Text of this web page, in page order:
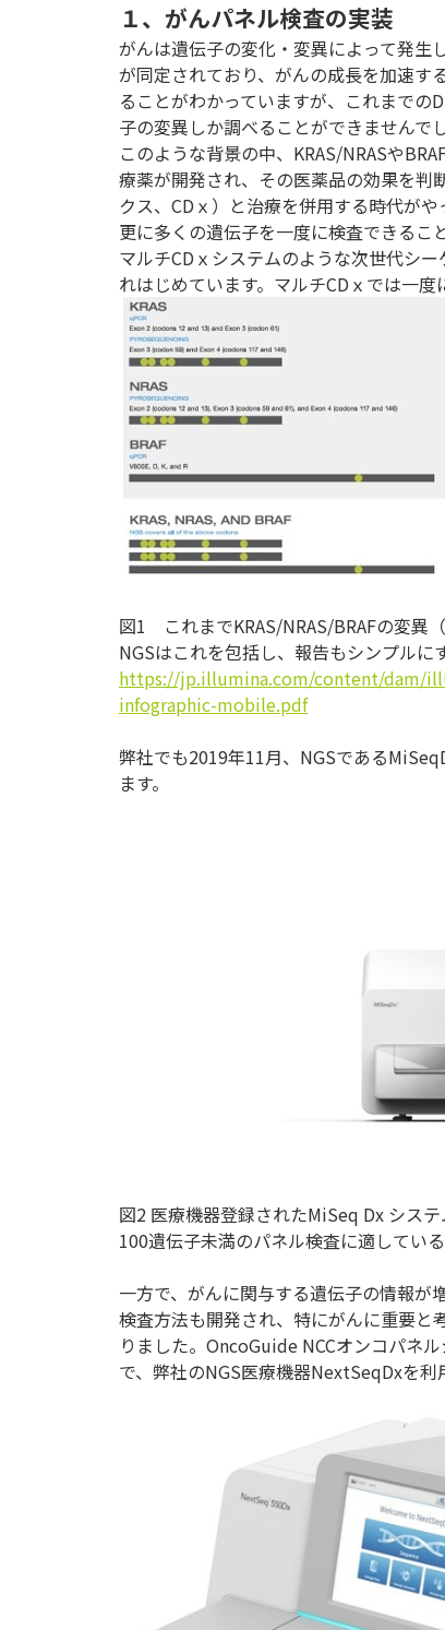
１、がんパネル検査の実装
がんは遺伝子の変化・変異によって発生
が同定されており、がんの成長を加速す
ることがわかっていますが、これまでの
子の変異しか調べることができませんでし
このような背景の中、KRAS/NRASや
療薬が開発され、その医薬品の効果を判
クス、CDｘ）と治療を併用する時代が
更に多くの遺伝子を一度に検査できる
マルチCDｘシステムのような次世代シ
れはじめています。マルチCDｘでは一
図1 これまでKRAS/NRAS/BRAFの変異
NGSはこれを包括し、報告もシンプルに
https://jp.illumina.com/content/dam/
infographic-mobile.pdf
弊社でも2019年11月、NGSである
ます。
図2 医療機器登録されたMiSeq Dx システ
100遺伝子未満のパネル検査に適している
一方で、がんに関与する遺伝子の情報が
検査方法も開発され、特にがんに重要と
りました。OncoGuide NCCオンコパネ
で、弊社のNGS医療機器NextSeqDxを利